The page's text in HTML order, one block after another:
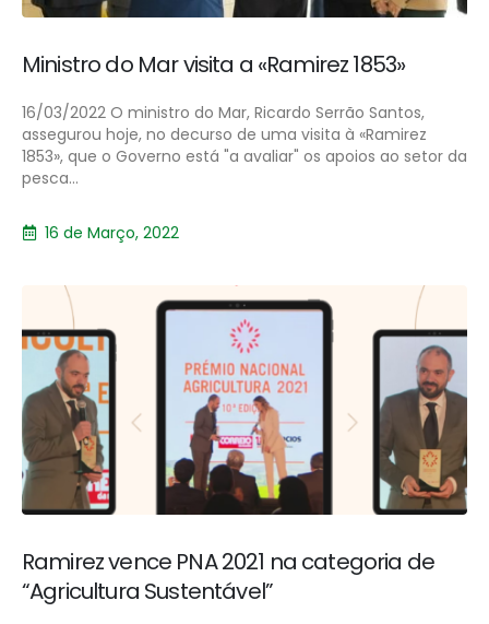
Ministro do Mar visita a «Ramirez 1853»
16/03/2022 O ministro do Mar, Ricardo Serrão Santos,
assegurou hoje, no decurso de uma visita à «Ramirez
1853», que o Governo está "a avaliar" os apoios ao setor da
pesca...
16 de Março, 2022
Ramirez vence PNA 2021 na categoria de
“Agricultura Sustentável”